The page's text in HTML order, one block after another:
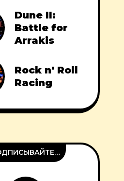
Dune II:
Battle for
Arrakis
Rock n' Roll
Racing
ПОДПИСЫВАЙТЕСЬ